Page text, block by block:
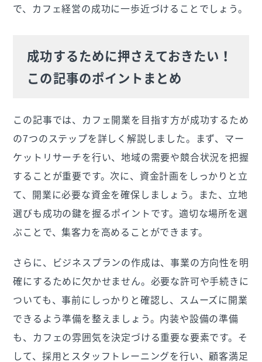
で、カフェ経営の成功に一歩近づけることでしょう。
成功するために押さえておきたい！
この記事のポイントまとめ
この記事では、カフェ開業を目指す方が成功するため
の7つのステップを詳しく解説しました。まず、マー
ケットリサーチを行い、地域の需要や競合状況を把握
することが重要です。次に、資金計画をしっかりと立
て、開業に必要な資金を確保しましょう。また、立地
選びも成功の鍵を握るポイントです。適切な場所を選
ぶことで、集客力を高めることができます。
さらに、ビジネスプランの作成は、事業の方向性を明
確にするために欠かせません。必要な許可や手続きに
ついても、事前にしっかりと確認し、スムーズに開業
できるよう準備を整えましょう。内装や設備の準備
も、カフェの雰囲気を決定づける重要な要素です。そ
して、採用とスタッフトレーニングを行い、顧客満足